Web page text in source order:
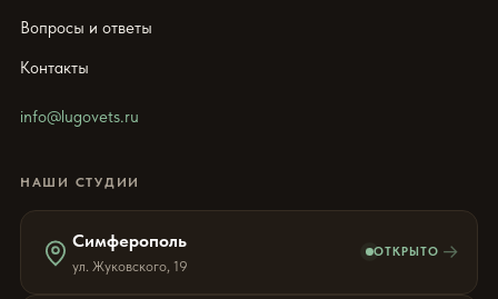
Вопросы и ответы
Контакты
info@lugovets.ru
НАШИ СТУДИИ
Симферополь
ул. Жуковского, 19
ОТКРЫТО →